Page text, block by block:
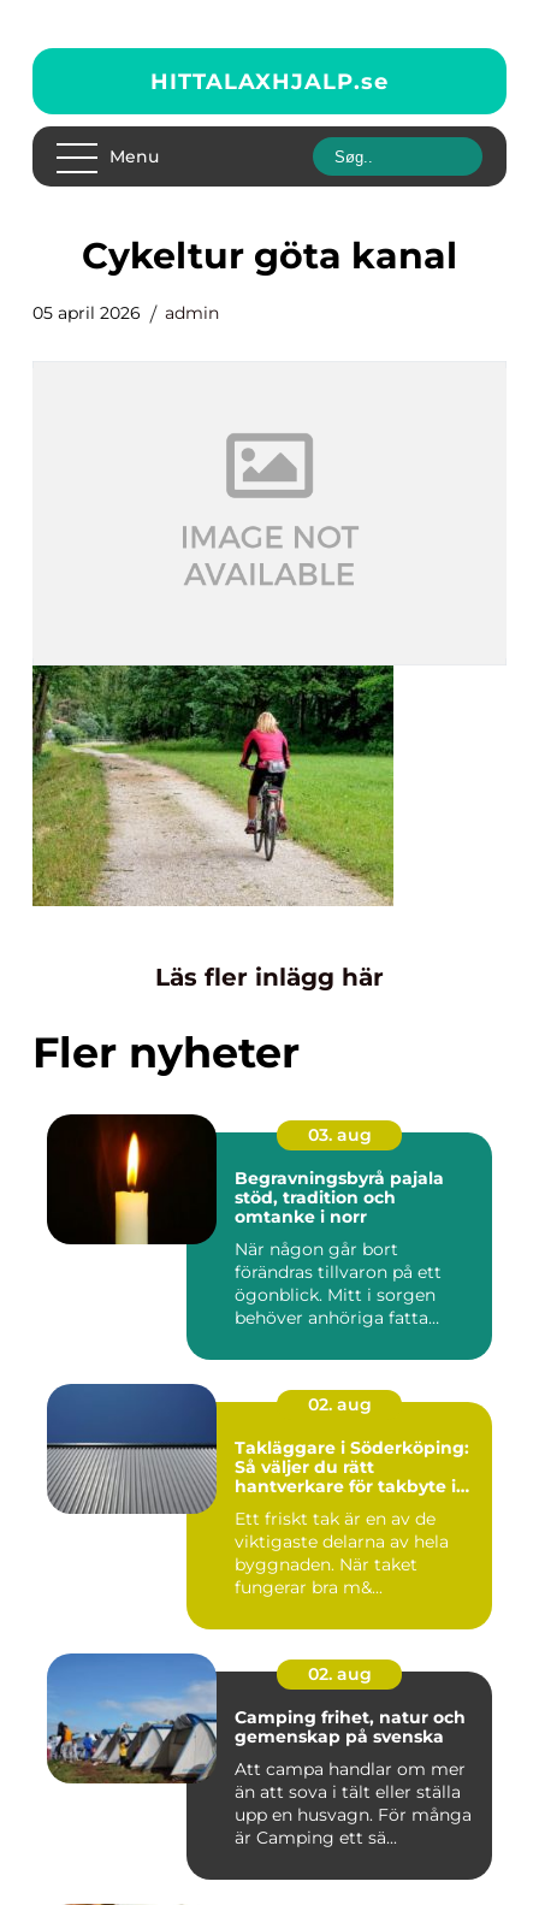
HITTALAXHJALP.se
Menu
cykeltur göta kanal
05 april 2026 admin
Läs fler inlägg här
Fler nyheter
03. aug
Begravningsbyrå pajala
stöd, tradition och
omtanke i norr
När någon går bort
förändras tillvaron på ett
ögonblick. Mitt i sorgen
behöver anhöriga fatta
02. aug
Takläggare i Söderköping:
Så väljer du rätt
hantverkare för takbyte i
Ett friskt tak är en av de
viktigaste delarna av hela
byggnaden. När taket
fungerar bra m&...
02. aug
Camping frihet, natur och
gemenskap på svenska
Att campa handlar om mer
än att sova i tält eller ställa
upp en husvagn. För många
är Camping ett sä...